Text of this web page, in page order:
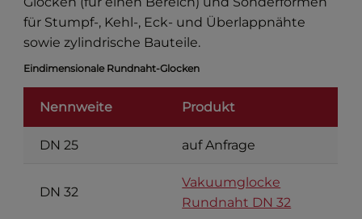
für Stumpf-, Kehl-, Eck- und Überlappnähte
sowie zylindrische Bauteile.
Eindimensionale Rundnaht-Glocken
Nennweite Produkt
DN 25 auf Anfrage
DN 32
Vakuumglocke
Rundnaht DN 32